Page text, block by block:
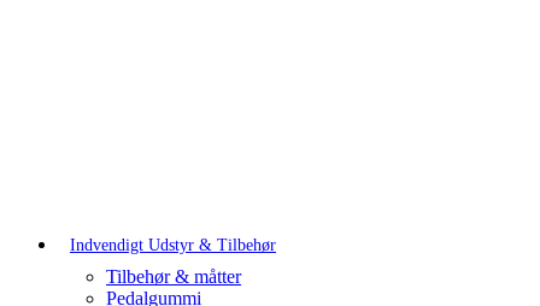
Indvendigt Udstyr & Tilbehør
Tilbehør & måtter
Pedalgummi